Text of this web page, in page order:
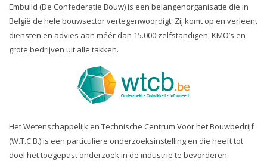
Embuild (De Confederatie Bouw) is een belangenorganisatie die in
België de hele bouwsector vertegenwoordigt. Zij komt op en verleent
diensten en advies aan méér dan 15.000 zelfstandigen, KMO’s en
grote bedrijven uit alle takken.
Het Wetenschappelijk en Technische Centrum Voor het Bouwbedrijf
(W.T.C.B.) is een particuliere onderzoeksinstelling en die heeft tot
doel het toegepast onderzoek in de industrie te bevorderen.